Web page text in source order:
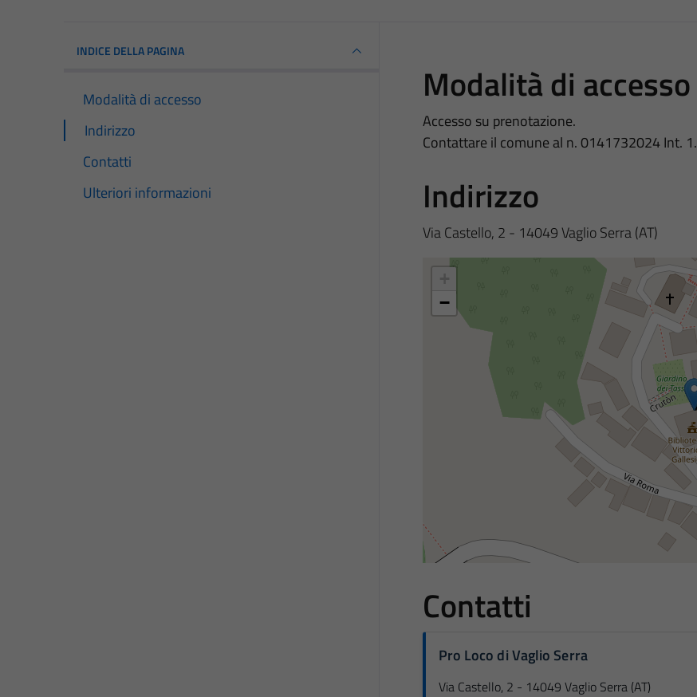
INDICE DELLA PAGINA
Modalità di accesso
Indirizzo
Contatti
Ulteriori informazioni
Modalità di accesso
Accesso su prenotazione.
Contattare il comune al n. 0141732024 Int. 1.
Indirizzo
Via Castello, 2 - 14049 Vaglio Serra (AT)
−
Contatti
Pro Loco di Vaglio Serra
Via Castello, 2 - 14049 Vaglio Serra (AT)